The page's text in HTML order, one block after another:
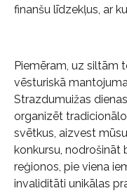
finanšu līdzekļus, ar
Piemēram, uz siltām
vēsturiskā
Strazdumuižas
organizēt
svētkus, aizvest
konkursu, nodrošināt
reģionos, pie viena
invaliditāti unikālas